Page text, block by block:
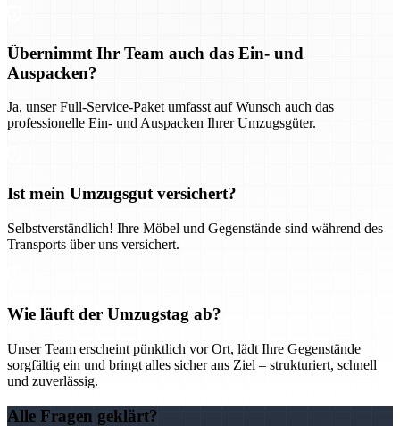
Übernimmt Ihr Team auch das Ein- und
Auspacken?
Ja, unser Full-Service-Paket umfasst auf Wunsch auch das
professionelle Ein- und Auspacken Ihrer Umzugsgüter.
Ist mein Umzugsgut versichert?
Selbstverständlich! Ihre Möbel und Gegenstände sind während des
Transports über uns versichert.
Wie läuft der Umzugstag ab?
Unser Team erscheint pünktlich vor Ort, lädt Ihre Gegenstände
sorgfältig ein und bringt alles sicher ans Ziel – strukturiert, schnell
und zuverlässig.
Alle Fragen geklärt?